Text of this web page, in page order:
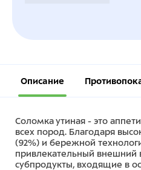
Описание
Соломка утиная - это
всех пород. Благодаря
(92%) и бережной
привлекательный внешний
субпродукты, входящие в